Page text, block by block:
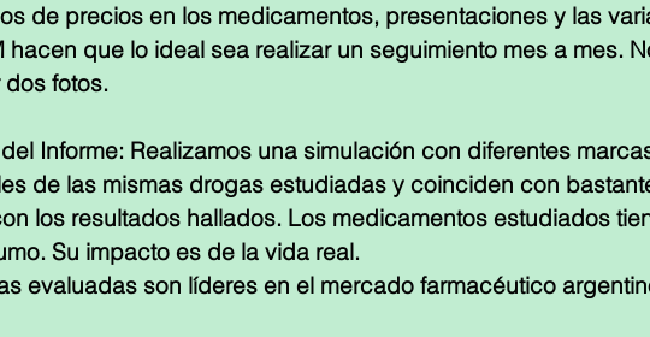
de precios en los medicamentos, presentaciones y las
hacen que lo ideal sea realizar un seguimiento mes a mes.
fotos.
Informe: Realizamos una simulación con diferentes
de las mismas drogas estudiadas y coinciden con
los resultados hallados. Los medicamentos estudiados
Su impacto es de la vida real.
evaluadas son líderes en el mercado farmacéutico